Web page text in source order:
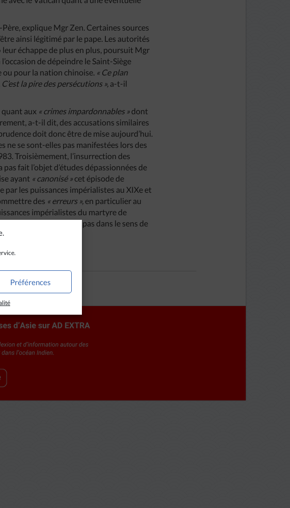
Préférences
explique Mgr Zen. Certaines sources
ainsi légitimé par le pape. Les autorités
leur échappe de plus en plus, poursuit Mgr
de dépeindre le Saint-Siège
ou pour la nation chinoise. « Ceplan
C’est lapiredespersécutions », a-t-il
aux «crimes impardonnables » dont
a-t-il dit, des accusations similaires
doit donc être de mise aujourd’hui.
ne se sont-elles pas manifestées lors des
Troisièmement, l’insurrection des
fait l’objet d’études dépassionnées de
ayant «canonisé » cet épisode de
les puissances impérialistes au XIXe et
des «erreurs », en particulier au
impérialistes du martyre de
n’allait certainement pas dans le sens de